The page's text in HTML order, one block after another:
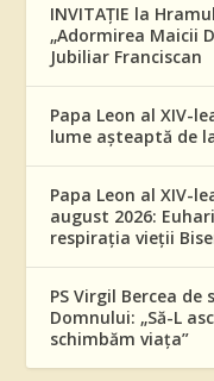
INVITAȚIE la
„Adormirea Maicii
Jubiliar Franciscan
Papa Leon al XIV-
lume așteaptă de
Papa Leon al XIV-
august 2026:
respirația vieții
PS Virgil Bercea
Domnului: „Să-L
schimbăm viața”